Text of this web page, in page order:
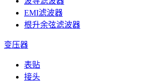
EMI滤波器
根升余弦滤波器
变压器
表贴
接头